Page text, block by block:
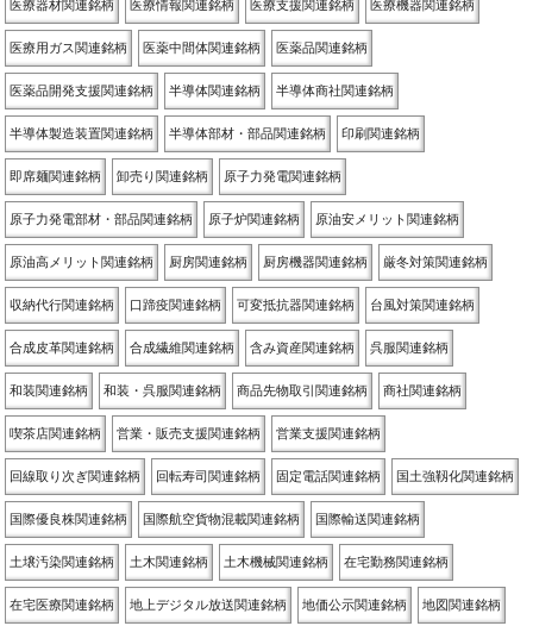
医療器材関連銘柄 医療情報関連銘柄 医療支援関連銘柄 医療機器関連銘柄
医療用ガス関連銘柄 医薬中間体関連銘柄 医薬品関連銘柄
医薬品開発支援関連銘柄 半導体関連銘柄 半導体商社関連銘柄
半導体製造装置関連銘柄 半導体部材・部品関連銘柄 印刷関連銘柄
即席麺関連銘柄 卸売り関連銘柄 原子力発電関連銘柄
原子力発電部材・部品関連銘柄 原子炉関連銘柄 原油安メリット関連銘柄
原油高メリット関連銘柄 厨房関連銘柄 厨房機器関連銘柄 厳冬対策関連銘柄
収納代行関連銘柄 口蹄疫関連銘柄 可変抵抗器関連銘柄 台風対策関連銘柄
合成皮革関連銘柄 合成繊維関連銘柄 含み資産関連銘柄 呉服関連銘柄
和装関連銘柄 和装・呉服関連銘柄 商品先物取引関連銘柄 商社関連銘柄
喫茶店関連銘柄 営業・販売支援関連銘柄 営業支援関連銘柄
回線取り次ぎ関連銘柄 回転寿司関連銘柄 固定電話関連銘柄 国土強靱化関連銘柄
国際優良株関連銘柄 国際航空貨物混載関連銘柄 国際輸送関連銘柄
土壌汚染関連銘柄 土木関連銘柄 土木機械関連銘柄 在宅勤務関連銘柄
在宅医療関連銘柄 地上デジタル放送関連銘柄 地価公示関連銘柄 地図関連銘柄